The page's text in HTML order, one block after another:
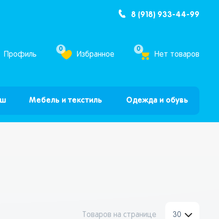
8 (918) 933-44-99
Профиль
0
Избранное
0
Нет товаров
Мебель и текстиль Одежда и обувь
Товаров на странице 30